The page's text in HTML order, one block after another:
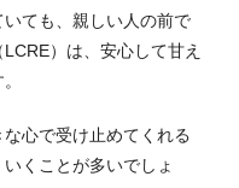
ても、親しい人の前で
）は、安心して甘え
心で受け止めてくれる
くことが多いでしょ